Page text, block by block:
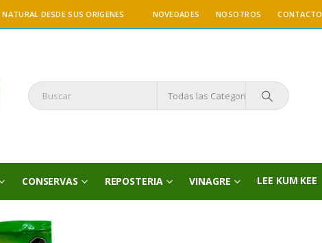
NATURAL DESDE SUS ORIGENES NOVEDADES NOSOTROS CONTACTO
Todas las Categorías
CONSERVAS REPOSTERIA VINAGRE LEE KUM KEE